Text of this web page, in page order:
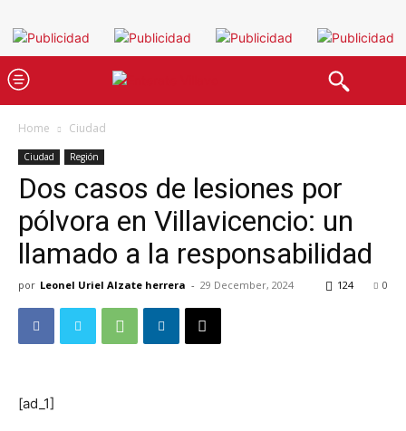
Home Ciudad
Ciudad Región
Dos casos de lesiones por
pólvora en Villavicencio: un
llamado a la responsabilidad
por Leonel Uriel Alzate herrera - 29 December, 2024 0
124
[ad_1]